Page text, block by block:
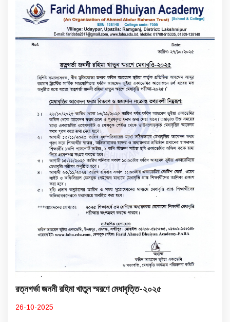
রত্নগর্ভা জননী রহিমা খাতুন স্মরণে মেধাবৃত্তি-২০২৫
26-10-2025